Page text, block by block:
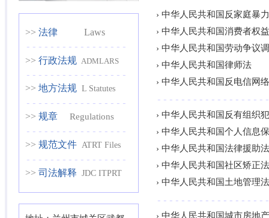
>> 法律 Laws
-----------------
>> 行政法规 ADMLARS
-----------------
>> 地方法规 L Statutes
-----------------
>> 规章 Regulations
-----------------
>> 规范文件 ATRT Files
-----------------
>> 司法解释 JDC ITPRT
› 中华人民共和国反家庭暴
› 中华人民共和国消费者权
› 中华人民共和国劳动争议
› 中华人民共和国律师法
› 中华人民共和国反电信网
› 中华人民共和国反有组织
› 中华人民共和国个人信息
› 中华人民共和国法律援助法
› 中华人民共和国社区矫正法
› 中华人民共和国土地管理法
› 中华人民共和国城市房地